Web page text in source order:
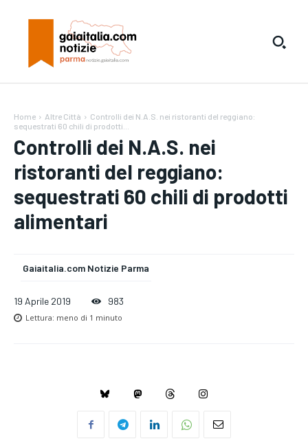
Home Altre Città
Controlli dei N.A.S. nei ristoranti del reggiano:
sequestrati 60 chili di prodotti...
Controlli dei N.A.S. nei
ristoranti del reggiano:
sequestrati 60 chili di prodotti
alimentari
Gaiaitalia.com Notizie Parma
19 Aprile 2019 983
Lettura: meno di 1 minuto